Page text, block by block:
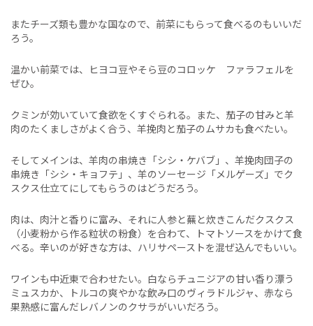
またチーズ類も豊かな国なので、前菜にもらって食べるのもいいだ
ろう。
温かい前菜では、ヒヨコ豆やそら豆のコロッケ ファラフェルを
ぜひ。
クミンが効いていて食欲をくすぐられる。また、茄子の甘みと羊
肉のたくましさがよく合う、羊挽肉と茄子のムサカも食べたい。
そしてメインは、羊肉の串焼き「シシ・ケバブ」、羊挽肉団子の
串焼き「シシ・キョフテ」、羊のソーセージ「メルゲーズ」でク
スクス仕立てにしてもらうのはどうだろう。
肉は、肉汁と香りに富み、それに人参と蕪と炊きこんだクスクス
（小麦粉から作る粒状の粉食）を合わて、トマトソースをかけて食
べる。辛いのが好きな方は、ハリサペーストを混ぜ込んでもいい。
ワインも中近東で合わせたい。白ならチュニジアの甘い香り漂う
ミュスカか、トルコの爽やかな飲み口のヴィラドルジャ、赤なら
果熟感に富んだレバノンのクサラがいいだろう。